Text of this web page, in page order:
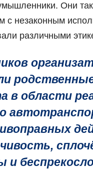
Они
с незаконным
различными
родственные
в области
и